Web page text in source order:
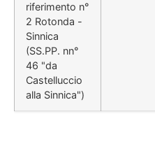
riferimento n°
2 Rotonda -
Sinnica
(SS.PP. nn°
46 "da
Castelluccio
alla Sinnica")